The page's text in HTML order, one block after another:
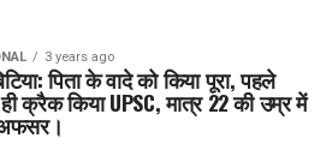
3 years ago
पिता के वादे को किया पूरा, पहले
क्रैक किया UPSC, मात्र 22 की उम्र में